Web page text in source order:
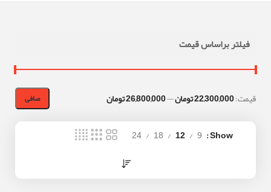
فیلتر براساس قیمت
صافی قيمت:22,300,000 تومان —26,800,000 تومان
Show
9
12
18
24